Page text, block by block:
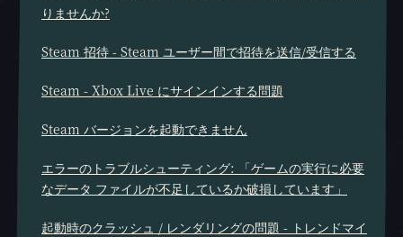
りませんか?
Steam 招待 - Steam ユーザー間で招待を送信/受信する
Steam - Xbox Live にサインインする問題
Steam バージョンを起動できません
エラーのトラブルシューティング: 「ゲームの実行に必要
なデータ ファイルが不足しているか破損しています」
起動時のクラッシュ / レンダリングの問題 - トレンドマイ